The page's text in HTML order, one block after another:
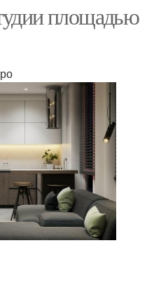
площадью